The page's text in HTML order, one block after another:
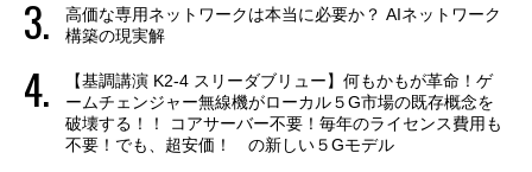
高価な専用ネットワークは本当に必要か？ AIネットワーク
構築の現実解
【基調講演 K2-4 スリーダブリュー】何もかもが革命！ゲ
ームチェンジャー無線機がローカル５G市場の既存概念を
破壊する！！ コアサーバー不要！毎年のライセンス費用も
不要！でも、超安価！ の新しい５Gモデル